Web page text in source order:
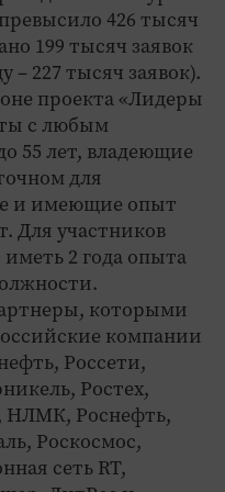
426 тысяч
199 тысяч заявок
– 227 тысяч заявок).
проекта «Лидеры
с любым
55 лет, владеющие
для
и имеющие опыт
Для участников
2 года опыта
которыми
компании
Россети,
Ростех,
НЛМК, Роснефть,
Роскосмос,
сеть RT,